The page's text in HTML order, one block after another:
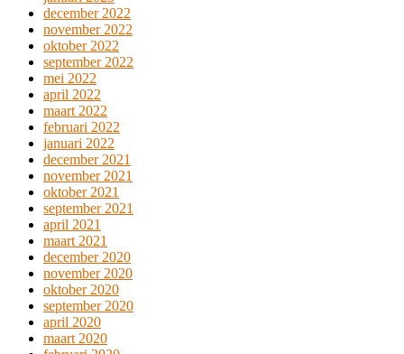
december 2022
november 2022
oktober 2022
september 2022
mei 2022
april 2022
maart 2022
februari 2022
januari 2022
december 2021
november 2021
oktober 2021
september 2021
april 2021
maart 2021
december 2020
november 2020
oktober 2020
september 2020
april 2020
maart 2020